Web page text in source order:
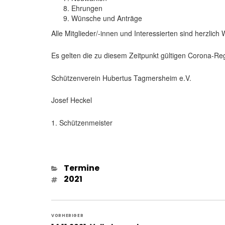
Ehrungen
Wünsche und Anträge
Alle Mitglieder/-innen und Interessierten sind herzlich
Es gelten die zu diesem Zeitpunkt gültigen Corona-
Schützenverein Hubertus Tagmersheim e.V.
Josef Heckel
1. Schützenmeister
Kategorien
Termine
Schlagwörter
2021
VORHERIGER